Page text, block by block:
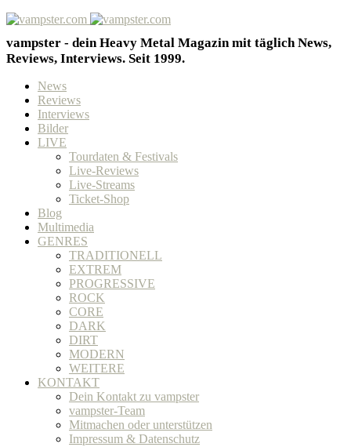
vampster - dein Heavy Metal Magazin mit täglich News,
Reviews, Interviews. Seit 1999.
News
Reviews
Interviews
Bilder
LIVE
Tourdaten & Festivals
Live-Reviews
Live-Streams
Ticket-Shop
Blog
Multimedia
GENRES
TRADITIONELL
EXTREM
PROGRESSIVE
ROCK
CORE
DARK
DIRT
MODERN
WEITERE
KONTAKT
Dein Kontakt zu vampster
vampster-Team
Mitmachen oder unterstützen
Impressum & Datenschutz